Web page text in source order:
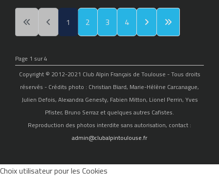
1 2 3 4
Page 1 sur 4
Copyright © 2012-2021 Club Alpin Français de Toulouse - Tous droits
réservés - Crédits photo : Christian Biard, Marie-Hélène Carcanague,
Julien Defois, Alexandra Genesty, Fabien Mitton, Lionel Perrin, Yves
Pfister, Bruno Serraz et quelques autres Cafistes.
Reproduction des photos interdite sans autorisation, contact :
admin@clubalpintoulouse.fr
Choix utilisateur pour les Cookies